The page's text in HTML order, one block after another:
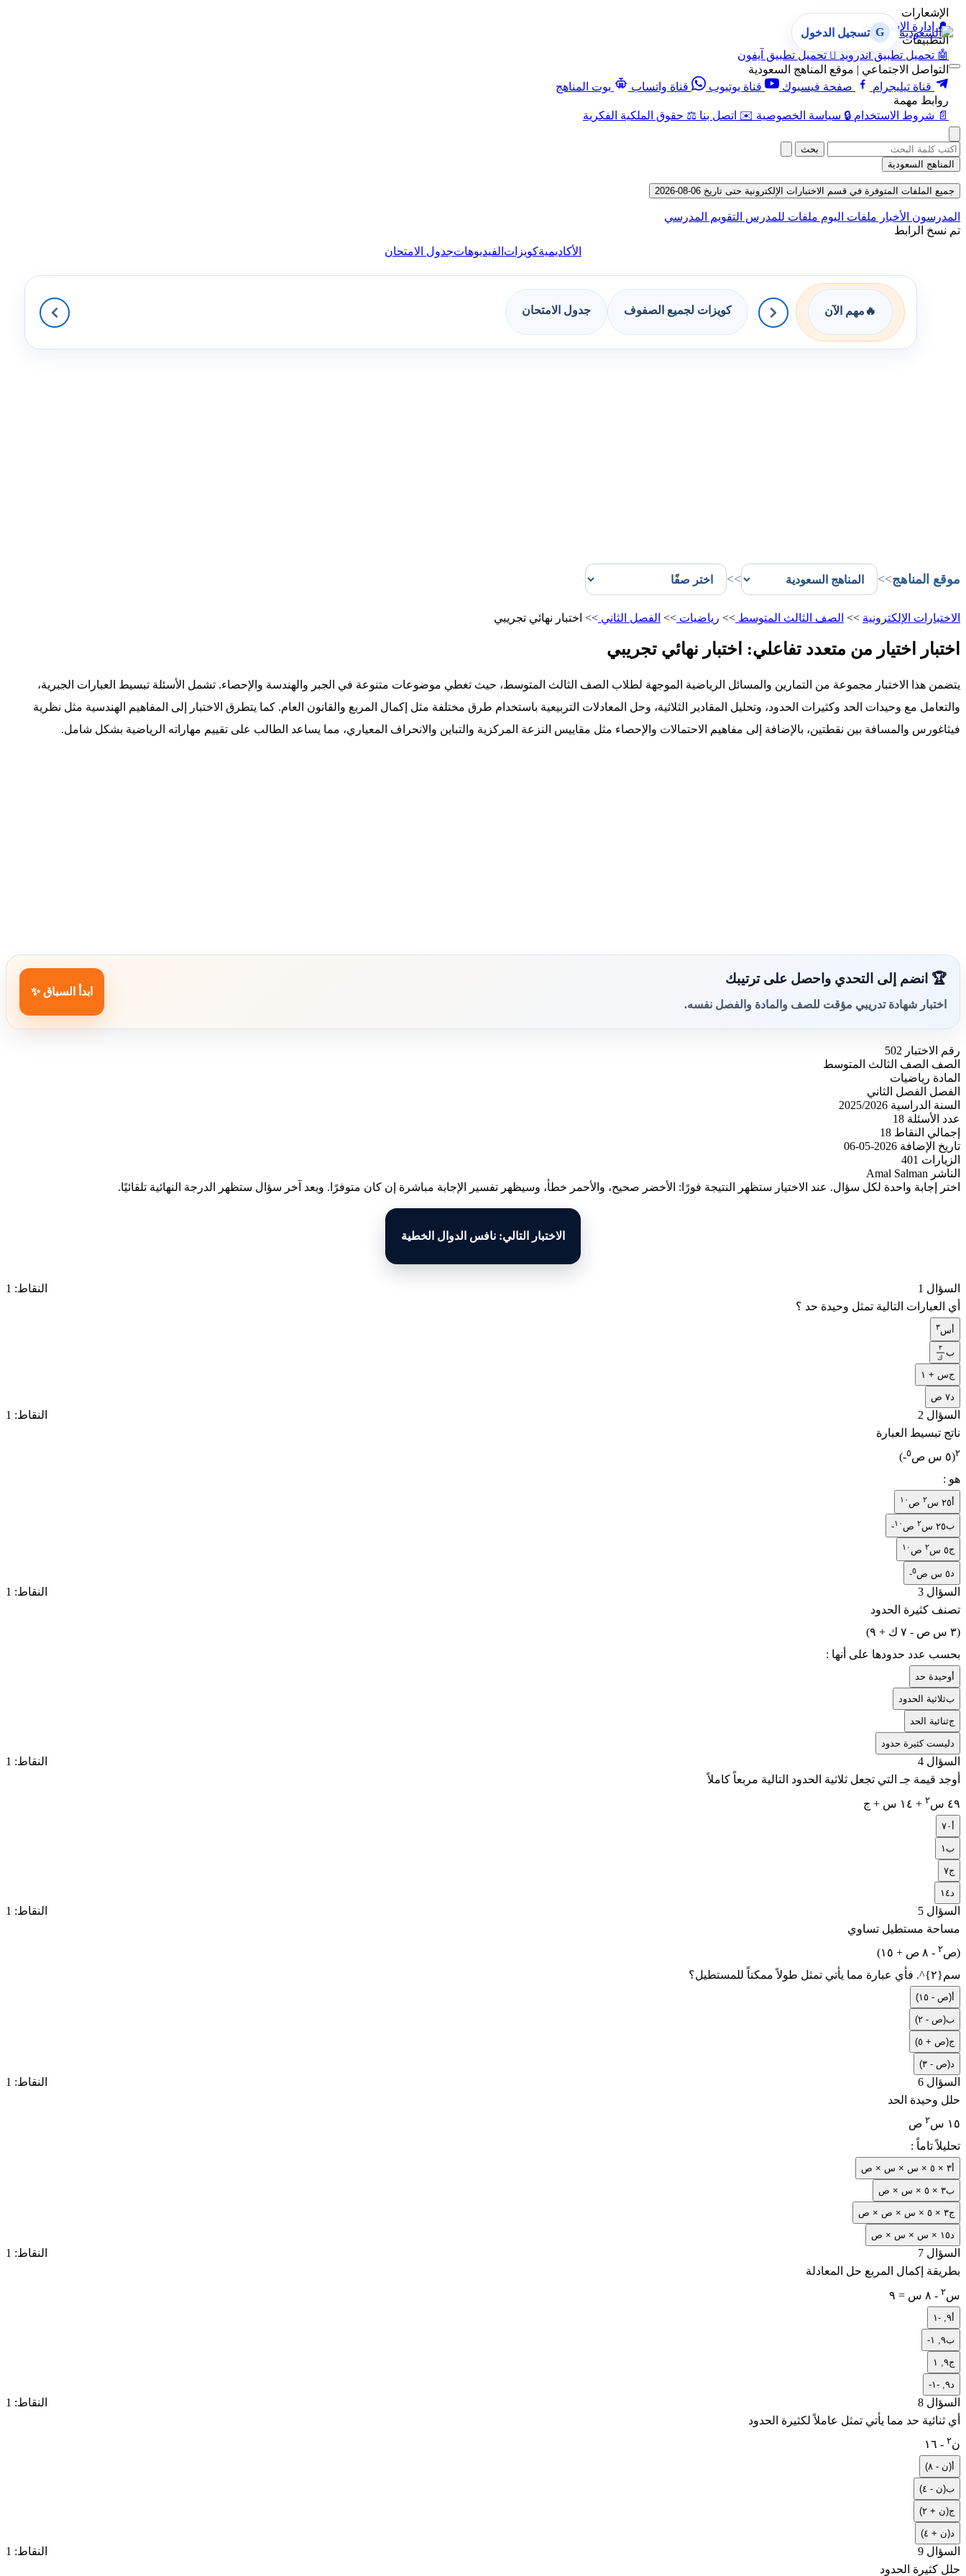
الإشعارات
🔔 إدارة الإشعارات
التطبيقات
🤖 تحميل تطبيق أندرويد  تحميل تطبيق آيفون
التواصل الاجتماعي | موقع المناهج السعودية
قناة تيليجرام
صفحة فيسبوك قناة يوتيوب قناة واتساب
بوت المناهج
روابط مهمة
📄 شروط الاستخدام 🔒 سياسة الخصوصية ✉️ اتصل بنا ⚖️ حقوق الملكية الفكرية
G تسجيل الدخول
بحث
المناهج السعودية
جميع الملفات المتوفرة في قسم الاختبارات الإلكترونية حتى تاريخ 06-08-2026
المدرسون الأخبار ملفات اليوم ملفات للمدرس التقويم المدرسي
تم نسخ الرابط
الأكاديميةكويزات الفيديوهاتجدول الامتحان
🔥 مهم الآن كويزات لجميع الصفوف جدول الامتحان
موقع المناهج>>
>>
الاختبارات الإلكترونية >> الصف الثالث المتوسط >> رياضيات >> الفصل الثاني >> اختبار نهائي تجريبي
اختبار اختيار من متعدد تفاعلي: اختبار نهائي تجريبي
يتضمن هذا الاختبار مجموعة من التمارين والمسائل الرياضية الموجهة لطلاب الصف الثالث المتوسط، حيث تغطي موضوعات متنوعة في الجبر والهندسة والإحصاء. تشمل الأسئلة تبسيط العبارات الجبرية،
والتعامل مع وحيدات الحد وكثيرات الحدود، وتحليل المقادير الثلاثية، وحل المعادلات التربيعية باستخدام طرق مختلفة مثل إكمال المربع والقانون العام. كما يتطرق الاختبار إلى المفاهيم الهندسية مثل نظرية
فيثاغورس والمسافة بين نقطتين، بالإضافة إلى مفاهيم الاحتمالات والإحصاء مثل مقاييس النزعة المركزية والتباين والانحراف المعياري، مما يساعد الطالب على تقييم مهاراته الرياضية بشكل شامل.
🏆 انضم إلى التحدي واحصل على ترتيبك
اختبار شهادة تدريبي مؤقت للصف والمادة والفصل نفسه.
ابدأ السباق ✨
رقم الاختبار 502
الصف الصف الثالث المتوسط
المادة رياضيات
الفصل الفصل الثاني
السنة الدراسية 2025/2026
عدد الأسئلة 18
إجمالي النقاط 18
تاريخ الإضافة 2026-05-06
الزيارات 401
الناشر Amal Salman
اختر إجابة واحدة لكل سؤال. عند الاختيار ستظهر النتيجة فورًا: الأخضر صحيح، والأحمر خطأ، وسيظهر تفسير الإجابة مباشرة إن كان متوفرًا. وبعد آخر سؤال ستظهر الدرجة النهائية تلقائيًا.
الاختبار التالي: نافس الدوال الخطية
السؤال 1
النقاط: 1
أي العبارات التالية تمثل وحيدة حد ؟
أس٣
ب ٣
ك٣
ك جس + ١
د٧ ص
السؤال 2
النقاط: 1
ناتج تبسيط العبارة
(-٥ س ص
٥ )٢
هو :
أ٢٥ س ٢ ص ١٠
ب-٢٥ س ٢ ص ١٠
ج٥ س ٢ ص ١٠
د-٥ س ص ٥
السؤال 3
النقاط: 1
تصنف كثيرة الحدود
(٣ س ص - ٧ ك + ٩)
بحسب عدد حدودها على أنها :
أوحيدة حد
بثلاثية الحدود
جثنائية الحد
دليست كثيرة حدود
السؤال 4
النقاط: 1
أوجد قيمة جـ التي تجعل ثلاثية الحدود التالية مربعاً كاملاً
٤٩ س
٢ + ١٤ س + ج
أ٧٠
ب١
ج٧
د ١٤
السؤال 5
النقاط: 1
مساحة مستطيل تساوي
(ص٢
- ٨ ص + ١٥)
سم^{٢} . فأي عبارة مما يأتي تمثل طولاً ممكناً للمستطيل؟
أ(ص - ١٥)
ب(ص - ٢)
ج(ص + ٥)
د(ص - ٣)
السؤال 6
النقاط: 1
حلل وحيدة الحد
١٥ س
٢ ص
تحليلاً تاماً :
أ٣ × ٥ × س × س × ص
ب٣ × ٥ × س × ص
ج٣ × ٥ × س × ص × ص
د١٥ × س × س × ص
السؤال 7
النقاط: 1
بطريقة إكمال المربع حل المعادلة
س٢ - ٨ س = ٩
أ٩, -١
ب-٩, ١
ج٩, ١
د -٩, -١
السؤال 8
النقاط: 1
أي ثنائية حد مما يأتي تمثل عاملاً لكثيرة الحدود
ن٢ - ١٦
أ(ن - ٨)
ب(ن - ٤)
ج(ن + ٢)
د(ن + ٤)
السؤال 9
النقاط: 1
حلل كثيرة الحدود